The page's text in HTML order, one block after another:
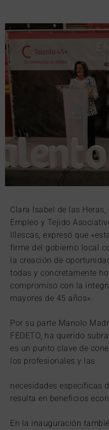
Clara Isabel de las
Empleo y Tejido
Illescas, expresó que
firme del gobierno local
la creación de
todas y concretamente
compromiso con la
mayores de 45 años».
Por su parte Manolo
FEDETO, ha querido
es un punto clave de
los profesionales y las
necesidades específicas
resulta en beneficios
En la inauguración